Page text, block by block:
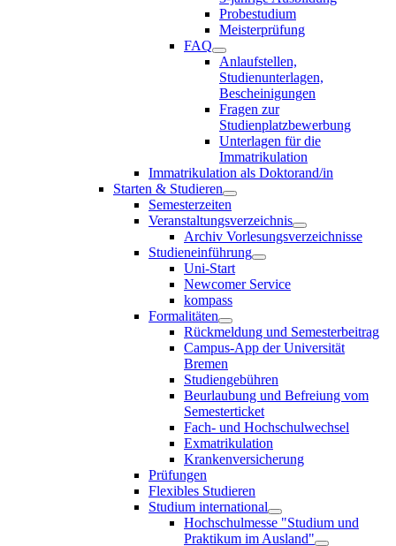
Probestudium
Meisterprüfung
FAQ
Anlaufstellen,
Studienunterlagen,
Bescheinigungen
Fragen zur
Studienplatzbewerbung
Unterlagen für die
Immatrikulation
Immatrikulation als Doktorand/in
Starten & Studieren
Semesterzeiten
Veranstaltungsverzeichnis
Archiv Vorlesungsverzeichnisse
Studieneinführung
Uni-Start
Newcomer Service
kompass
Formalitäten
Rückmeldung und Semesterbeitrag
Campus-App der Universität
Bremen
Studiengebühren
Beurlaubung und Befreiung vom
Semesterticket
Fach- und Hochschulwechsel
Exmatrikulation
Krankenversicherung
Prüfungen
Flexibles Studieren
Studium international
Hochschulmesse "Studium und
Praktikum im Ausland"